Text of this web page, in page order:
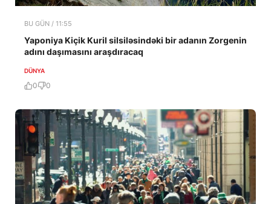
BU GÜN / 11:55
Yaponiya Kiçik Kuril silsiləsindəki bir adanın Zorgenin
adını daşımasını araşdıracaq
DÜNYA
0 0